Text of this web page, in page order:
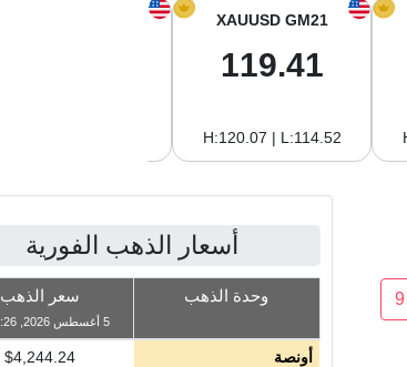
XAUUSD GM21
119.41
H:120.07 | L:114.52
أسعار الذهب الفورية
وحدة الذهب سعر الذهب
5 أغسطس 2026, 08:53:26
أونصة $4,244.24